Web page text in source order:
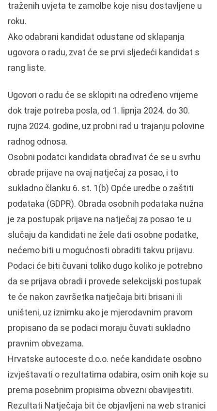
traženih uvjeta te zamolbe koje nisu dostavljene u
roku.
Ako odabrani kandidat odustane od sklapanja
ugovora o radu, zvat će se prvi sljedeći kandidat s
rang liste.
Ugovori o radu će se sklopiti na određeno vrijeme
dok traje potreba posla, od 1. lipnja 2024. do 30.
rujna 2024. godine, uz probni rad u trajanju polovine
radnog odnosa.
Osobni podatci kandidata obrađivat će se u svrhu
obrade prijave na ovaj natječaj za posao, i to
sukladno članku 6. st. 1(b) Opće uredbe o zaštiti
podataka (GDPR). Obrada osobnih podataka nužna
je za postupak prijave na natječaj za posao te u
slučaju da kandidati ne žele dati osobne podatke,
nećemo biti u mogućnosti obraditi takvu prijavu.
Podaci će biti čuvani toliko dugo koliko je potrebno
da se prijava obradi i provede selekcijski postupak
te će nakon završetka natječaja biti brisani ili
uništeni, uz iznimku ako je mjerodavnim pravom
propisano da se podaci moraju čuvati sukladno
pravnim obvezama.
Hrvatske autoceste d.o.o. neće kandidate osobno
izvještavati o rezultatima odabira, osim onih koje su
prema posebnim propisima obvezni obavijestiti.
Rezultati Natječaja bit će objavljeni na web stranici